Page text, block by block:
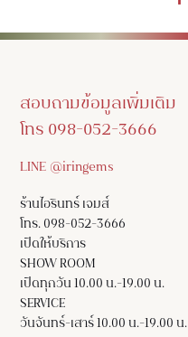
สอบถามข้อมูลเพิ่มเติม
โทร 098-052-3666
LINE @iringems
ร้านไอรินทร์ เจมส์
โทร. 098-052-3666
เปิดให้บริการ
SHOW ROOM
เปิดทุกวัน 10.00 น.-19.00 น.
SERVICE
วันจันทร์-เสาร์ 10.00 น.-19.00 น.